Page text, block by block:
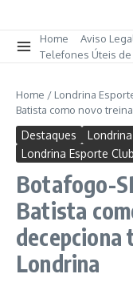
Home Aviso Legal
Telefones Úteis de
Home / Londrina
Batista como novo
Destaques
Londrina Esporte
Botafogo-
Batista
decepciona
Londrina